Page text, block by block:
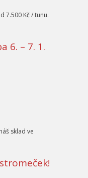
7.500 Kč / tunu.
6. – 7. 1.
sklad ve